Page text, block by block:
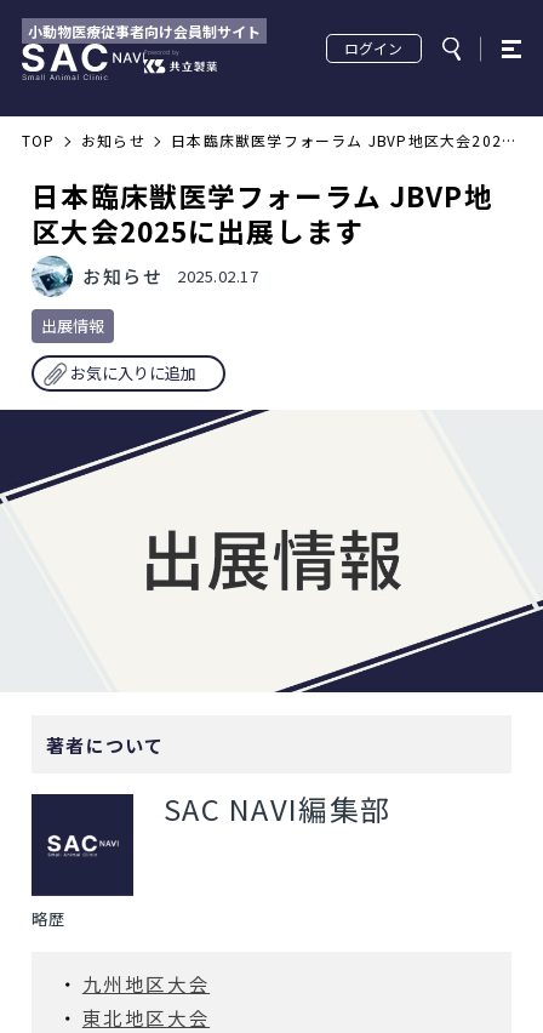
小動物医療従事者向け会員制サイト
ログイン
TOP お知らせ 日本臨床獣医学フォーラム JBVP地区大会2025
に出展します
日本臨床獣医学フォーラム JBVP地
区大会2025に出展します
お知らせ 2025.02.17
出展情報
お気に入りに追加
著者について
SAC NAVI編集部
略歴
九州地区大会
東北地区大会